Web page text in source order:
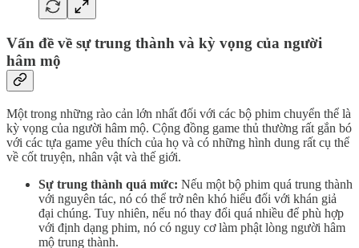
Vấn đề về sự trung thành và kỳ vọng của người
hâm mộ
Một trong những rào cản lớn nhất đối với các bộ phim chuyển thể là
kỳ vọng của người hâm mộ. Cộng đồng game thủ thường rất gắn bó
với các tựa game yêu thích của họ và có những hình dung rất cụ thể
về cốt truyện, nhân vật và thế giới.
Sự trung thành quá mức: Nếu một bộ phim quá trung thành
với nguyên tác, nó có thể trở nên khó hiểu đối với khán giả
đại chúng. Tuy nhiên, nếu nó thay đổi quá nhiều để phù hợp
với định dạng phim, nó có nguy cơ làm phật lòng người hâm
mộ trung thành.